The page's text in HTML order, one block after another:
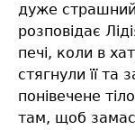
дуже
розповідає
печі, коли в
стягнули її та
понівечене
там, щоб